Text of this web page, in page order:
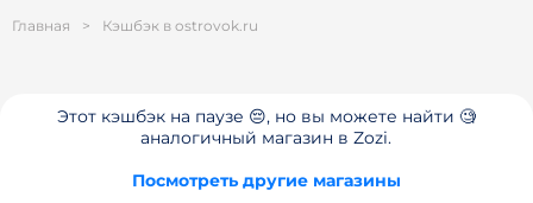
Главная > Кэшбэк в ostrovok.ru
Этот кэшбэк на паузе 😔, но вы можете найти 🧐
аналогичный магазин в Zozi.
Посмотреть другие магазины